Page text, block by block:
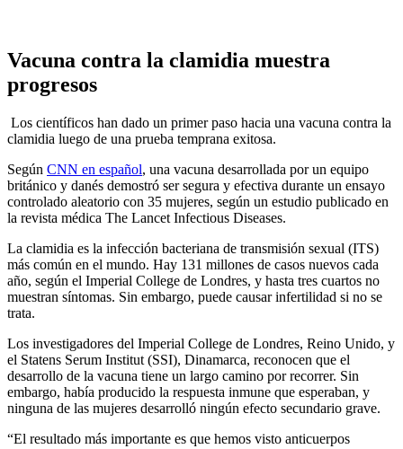
Vacuna contra la clamidia muestra
progresos
Los científicos han dado un primer paso hacia una vacuna contra la
clamidia luego de una prueba temprana exitosa.
Según CNN en español, una vacuna desarrollada por un equipo
británico y danés demostró ser segura y efectiva durante un ensayo
controlado aleatorio con 35 mujeres, según un estudio publicado en
la revista médica The Lancet Infectious Diseases.
La clamidia es la infección bacteriana de transmisión sexual (ITS)
más común en el mundo. Hay 131 millones de casos nuevos cada
año, según el Imperial College de Londres, y hasta tres cuartos no
muestran síntomas. Sin embargo, puede causar infertilidad si no se
trata.
Los investigadores del Imperial College de Londres, Reino Unido, y
el Statens Serum Institut (SSI), Dinamarca, reconocen que el
desarrollo de la vacuna tiene un largo camino por recorrer. Sin
embargo, había producido la respuesta inmune que esperaban, y
ninguna de las mujeres desarrolló ningún efecto secundario grave.
“El resultado más importante es que hemos visto anticuerpos